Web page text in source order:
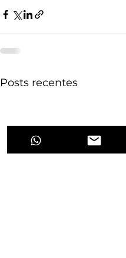
Posts recentes